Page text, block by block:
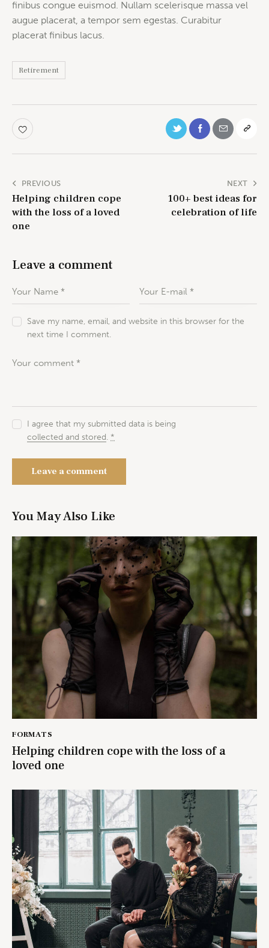
finibus congue euismod. Nullam scelerisque massa vel
augue placerat, a tempor sem egestas. Curabitur
placerat finibus lacus.
Retirement
PREVIOUS
Helping children cope
with the loss of a loved
one
NEXT
100+ best ideas for
celebration of life
Leave a comment
Save my name, email, and website in this browser for the
next time I comment.
I agree that my submitted data is being
collected and stored. *
You May Also Like
FORMATS
Helping children cope with the loss of a
loved one